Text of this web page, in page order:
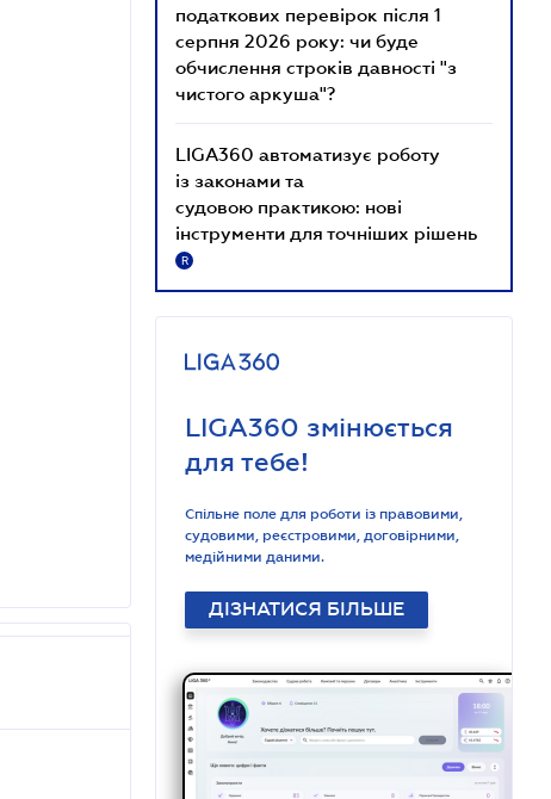
податкових перевірок після 1
серпня 2026 року: чи буде
обчислення строків давності "з
чистого аркуша"?
LIGA360 автоматизує роботу
із законами та
судовою практикою: нові
інструменти для точніших рішень
R
LIGA360 змінюється
для тебе!
Спільне поле для роботи із правовими,
судовими, реєстровими, договірними,
медійними даними.
ДІЗНАТИСЯ БІЛЬШЕ